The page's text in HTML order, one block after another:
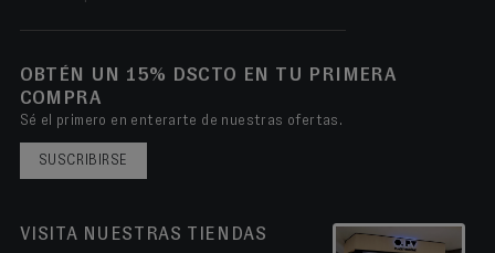
OBTÉN UN 15% DSCTO EN TU PRIMERA
COMPRA
Sé el primero en enterarte de nuestras ofertas.
SUSCRIBIRSE
VISITA NUESTRAS TIENDAS